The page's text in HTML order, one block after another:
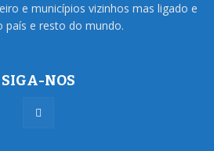
e municípios vizinhos mas ligado e
país e resto do mundo.
SIGA-NOS